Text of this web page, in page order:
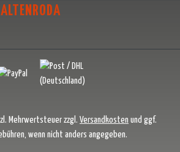
Mehrwertsteuer zzgl. Versandkosten und ggf.
wenn nicht anders angegeben.